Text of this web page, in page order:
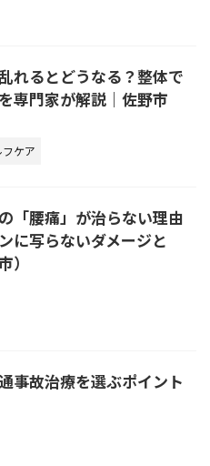
れるとどうなる？整体で
専門家が解説｜佐野市
ケア
「腰痛」が治らない理由
に写らないダメージと
）
事故治療を選ぶポイント